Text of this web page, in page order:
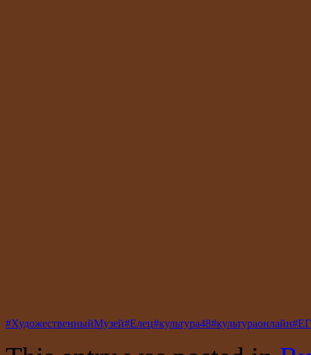
#ХудожественныйМузей#Елец#культура48#культураонлайн